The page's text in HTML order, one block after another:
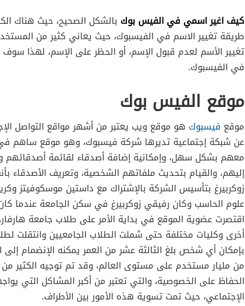
كيف اغير اسمي في الفيس بوك بالشكل الصحيح، حيث هناك
طريقة تغيير الاسم في الفيسبوك، حيث يعاني كثير من
تغيير الأسم لعدم قبول الإسم، أو الحظر على الإسم، لهذا
في الفيسبوك.
موقع الفيس بوك
موقع فيسبوك هو موقع ويب يعتبر من أشهر مواقع التواصل
عن شبكة إجتماعية تديرها شركة فيسبوك، وهو موقع ساهم في
معهم بشكل سهل، وإمكانية إضافة أصدقاء لقائمة أصدقائهم
إليهم، والقيام بتحديث ملفاتهم الشخصية، وتعريف الأصدقاء
زوكربيرغ بتأسيس الشركة بالإشتراك مع داستين موسكوفيتز
علوم الحاسب وكان رفيقي زوكربيرغ في سكن الجامعة عندما
اقتصرت عضوية الموقع في بداية الأمر على طلاب جامعة
أخرى وكليات مختلفة حتى شملت الطلاب الجامعيين وانتقلت
بإمكان أي شخص بلغ الثالثة عشر من العمر يمكنه الإنضمام
من مليار مستخدم على مستوى العالم، وقد تم توجيه الكثير
الحفاظ على الخصوصية، والتي تعتبر من أكبر المشاكل التي
الإجتماعي، حيث تمت تسوية هذه الأمور بين الأطراف.